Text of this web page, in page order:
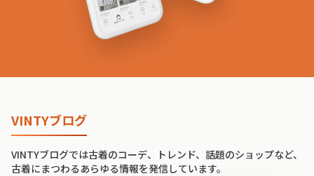
VINTYブログ
VINTYブログでは古着のコーデ、トレンド、話題のショップなど、
古着にまつわるあらゆる情報を発信しています。